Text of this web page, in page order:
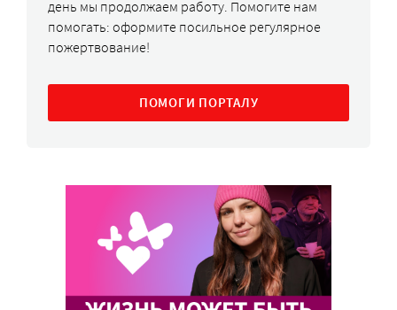
день мы продолжаем работу. Помогите нам
помогать: оформите посильное регулярное
пожертвование!
ПОМОГИ ПОРТАЛУ